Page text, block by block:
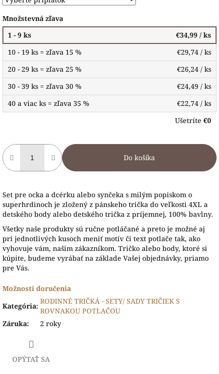
Množstevná zľava
1 - 9 ks
€34,99 / ks
10 - 19 ks = zľava 15 %
€29,74 / ks
20 - 29 ks = zľava 25 %
€26,24 / ks
30 - 39 ks = zľava 30 %
€24,49 / ks
40 a viac ks = zľava 35 %
€22,74 / ks
Ušetríte €0
Do košíka
Set pre ocka a dcérku alebo synčeka s milým popiskom o
superhrdinoch je zložený z pánskeho trička do veľkosti 4XL a
detského body alebo detského trička z príjemnej, 100% bavlny.
Všetky naše produkty sú ručne potláčané a preto je možné aj
pri jednotlivých kusoch meniť motív či text potlače tak, ako
vyhovuje vám, našim zákazníkom. Tričko alebo body, ktoré si
kúpite, budeme vyrábať na základe Vašej objednávky, priamo
pre Vás.
Možnosti doručenia
Kategória:
RODINNÉ TRIČKÁ - SETY/ SADY TRIČIEK S
ROVNAKOU POTLAČOU
Záruka: 2 roky
OPÝTAŤ SA